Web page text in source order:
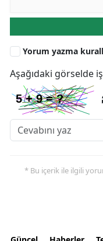
Yorum yazma
Aşağıdaki görselde
* Bu içerik ile ilgili